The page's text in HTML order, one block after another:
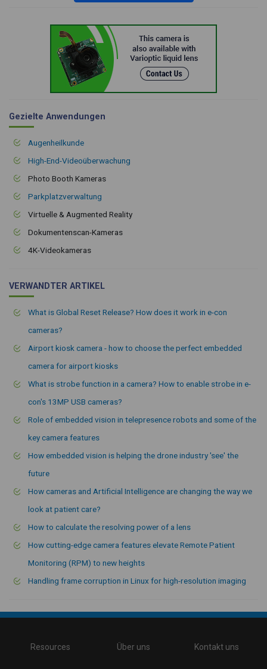
Gezielte Anwendungen
Augenheilkunde
High-End-Videoüberwachung
Photo Booth Kameras
Parkplatzverwaltung
Virtuelle & Augmented Reality
Dokumentenscan-Kameras
4K-Videokameras
VERWANDTER ARTIKEL
What is Global Reset Release? How does it work in e-con
cameras?
Airport kiosk camera - how to choose the perfect embedded
camera for airport kiosks
What is strobe function in a camera? How to enable strobe in e-
con's 13MP USB cameras?
Role of embedded vision in telepresence robots and some of the
key camera features
How embedded vision is helping the drone industry 'see' the
future
How cameras and Artificial Intelligence are changing the way we
look at patient care?
How to calculate the resolving power of a lens
How cutting-edge camera features elevate Remote Patient
Monitoring (RPM) to new heights
Handling frame corruption in Linux for high-resolution imaging
Resources Über uns Kontakt uns
\